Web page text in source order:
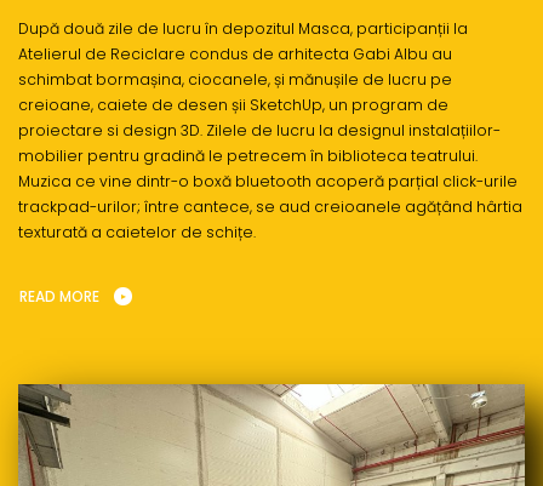
După două zile de lucru în depozitul Masca, participanții la
Atelierul de Reciclare condus de arhitecta Gabi Albu au
schimbat bormașina, ciocanele, și mănușile de lucru pe
creioane, caiete de desen șii SketchUp, un program de
proiectare si design 3D. Zilele de lucru la designul instalațiilor-
mobilier pentru gradină le petrecem în biblioteca teatrului.
Muzica ce vine dintr-o boxă bluetooth acoperă parțial click-urile
trackpad-urilor; între cantece, se aud creioanele agățând hârtia
texturată a caietelor de schițe.
READ MORE